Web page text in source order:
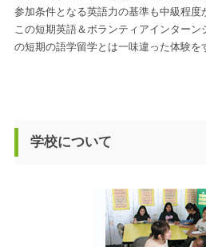
参加条件となる英語力の基準も中級程度
この短期英語＆ボランティアインターン
の短期の語学留学とは一味違った体験を
学校について